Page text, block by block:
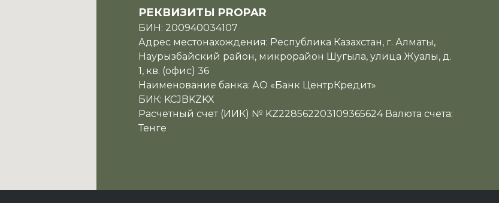
РЕКВИЗИТЫ PROPAR
БИН: 200940034107
Адрес местонахождения: Республика Казахстан, г. Алматы,
Наурызбайский район, микрорайон Шугыла, улица Жуалы, д.
1, кв. (офис) 36
Наименование банка: АО «Банк ЦентрКредит»
БИК: KCJBKZKX
Расчетный счет (ИИК) № KZ228562203109365624 Валюта счета:
Тенге